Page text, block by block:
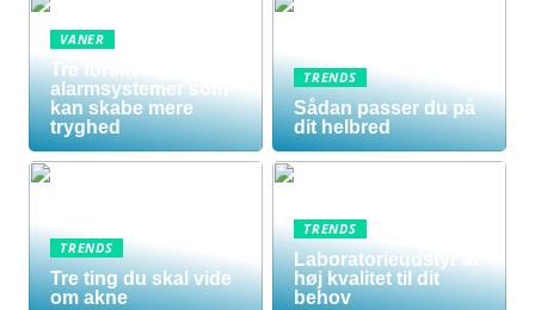
VANER
Tre forskellige
alarmsystemer som
kan skabe mere
tryghed
TRENDS
Sådan passer du på
dit helbred
TRENDS
Tre ting du skal vide
om akne
TRENDS
Laboratorieudstyr af
høj kvalitet til dit
behov